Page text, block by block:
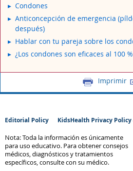
Condones
Anticoncepción de emergencia
después)
Hablar con tu pareja sobre los
¿Los condones son eficaces al 100
Imprimir
Editorial Policy KidsHealth Privacy Policy
Nota: Toda la información es únicamente
para uso educativo. Para obtener consejos
médicos, diagnósticos y tratamientos
específicos, consulte con su médico.